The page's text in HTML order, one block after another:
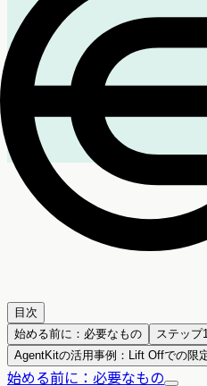
目次
始める前に：必要なもの
ステップ
AgentKitの活用事例：Lift Offでの限
始める前に：必要なもの